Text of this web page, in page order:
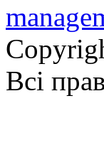
Всі